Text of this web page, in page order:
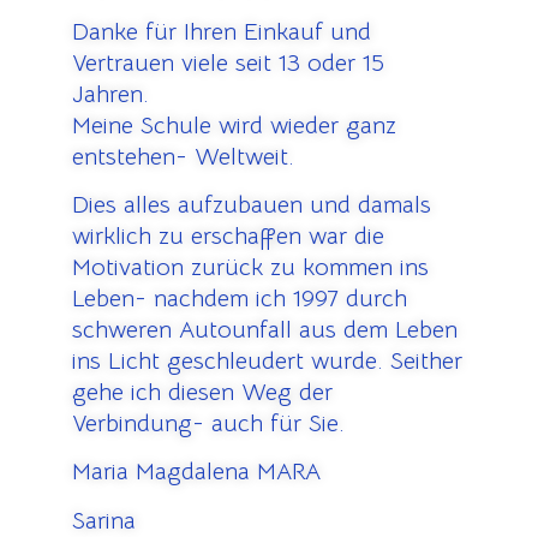
Danke für Ihren Einkauf und
Vertrauen viele seit 13 oder 15
Jahren.
Meine Schule wird wieder ganz
entstehen- Weltweit.
Dies alles aufzubauen und damals
wirklich zu erschaffen war die
Motivation zurück zu kommen ins
Leben- nachdem ich 1997 durch
schweren Autounfall aus dem Leben
ins Licht geschleudert wurde. Seither
gehe ich diesen Weg der
Verbindung- auch für Sie.
Maria Magdalena MARA
Sarina